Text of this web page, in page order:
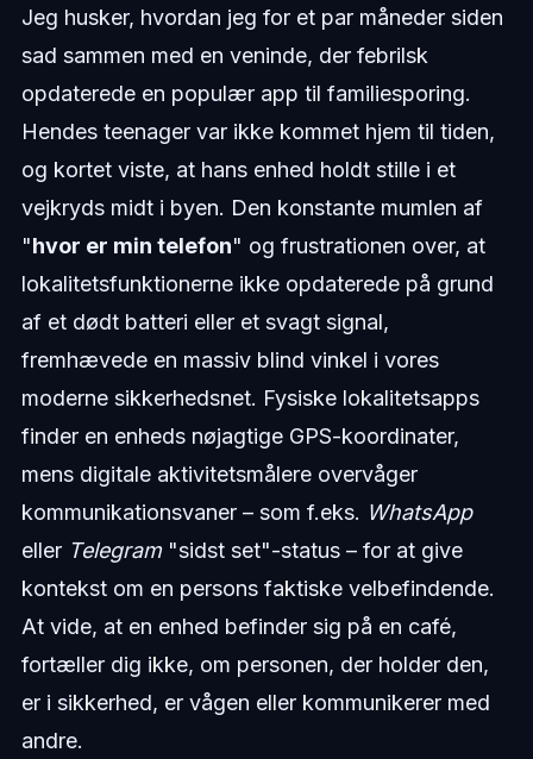
Jeg husker, hvordan jeg for et par måneder siden
sad sammen med en veninde, der febrilsk
opdaterede en populær app til familiesporing.
Hendes teenager var ikke kommet hjem til tiden,
og kortet viste, at hans enhed holdt stille i et
vejkryds midt i byen. Den konstante mumlen af
"hvor er min telefon" og frustrationen over, at
lokalitetsfunktionerne ikke opdaterede på grund
af et dødt batteri eller et svagt signal,
fremhævede en massiv blind vinkel i vores
moderne sikkerhedsnet. Fysiske lokalitetsapps
finder en enheds nøjagtige GPS-koordinater,
mens digitale aktivitetsmålere overvåger
kommunikationsvaner – som f.eks. WhatsApp
eller Telegram"sidst set"-status – for at give
kontekst om en persons faktiske velbefindende.
At vide, at en enhed befinder sig på en café,
fortæller dig ikke, om personen, der holder den,
er i sikkerhed, er vågen eller kommunikerer med
andre.